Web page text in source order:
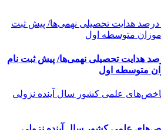
بیش از ۹۰ درصد هدایت تحصیلی نهمی‌ها/ پیش ثبت نام